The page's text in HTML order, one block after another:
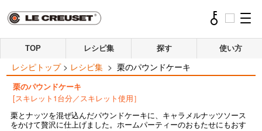
TOP レシピ集 探す 使い方
レシピトップ > レシピ集 > 栗のパウンドケーキ
栗のパウンドケーキ
[スキレット1台分／スキレット使用］
栗とナッツを混ぜ込んだパウンドケーキに、キャラメルナッツソース
をかけて贅沢に仕上げました。ホームパーティーのおもたせにもおす